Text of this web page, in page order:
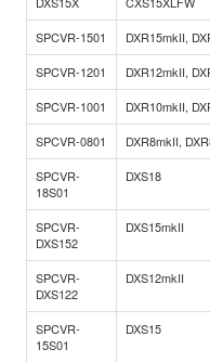
SPCVR-1501
DXR15mkII,
SPCVR-1201
DXR12mkII,
SPCVR-1001
DXR10mkII,
SPCVR-0801
DXR8mkII,
SPCVR-
18S01
DXS18
SPCVR-
DXS152
DXS15mkII
SPCVR-
DXS122
DXS12mkII
SPCVR-
15S01
DXS15